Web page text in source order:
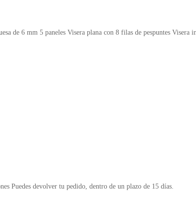
6 mm 5 paneles Visera plana con 8 filas de pespuntes Visera
devolver tu pedido, dentro de un plazo de 15 días.